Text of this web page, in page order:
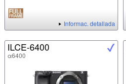
Informac. detallada
ILCE-6400
α6400